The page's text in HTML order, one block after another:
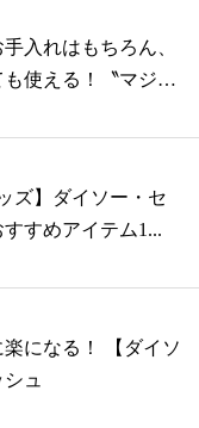
入れはもちろん、
使える！〝マジッ
ズ】ダイソー・セ
すめアイテム1...
になる！ 【ダイソ
ュ